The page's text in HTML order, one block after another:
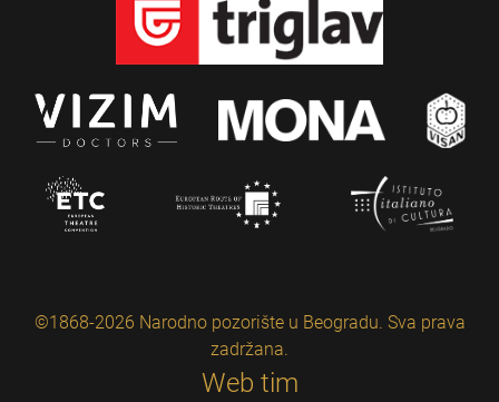
©1868-2026 Narodno pozorište u Beogradu. Sva prava
zadržana.
Web tim